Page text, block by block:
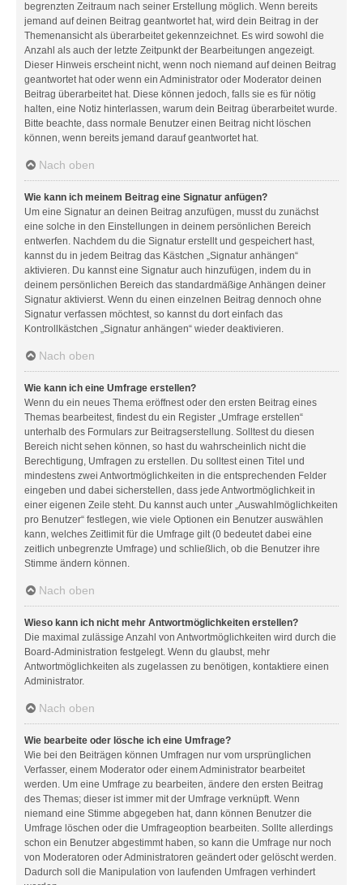
begrenzten Zeitraum nach seiner Erstellung möglich. Wenn bereits
jemand auf deinen Beitrag geantwortet hat, wird dein Beitrag in der
Themenansicht als überarbeitet gekennzeichnet. Es wird sowohl die
Anzahl als auch der letzte Zeitpunkt der Bearbeitungen angezeigt.
Dieser Hinweis erscheint nicht, wenn noch niemand auf deinen Beitrag
geantwortet hat oder wenn ein Administrator oder Moderator deinen
Beitrag überarbeitet hat. Diese können jedoch, falls sie es für nötig
halten, eine Notiz hinterlassen, warum dein Beitrag überarbeitet wurde.
Bitte beachte, dass normale Benutzer einen Beitrag nicht löschen
können, wenn bereits jemand darauf geantwortet hat.
Nach oben
Wie kann ich meinem Beitrag eine Signatur anfügen?
Um eine Signatur an deinen Beitrag anzufügen, musst du zunächst
eine solche in den Einstellungen in deinem persönlichen Bereich
entwerfen. Nachdem du die Signatur erstellt und gespeichert hast,
kannst du in jedem Beitrag das Kästchen „Signatur anhängen“
aktivieren. Du kannst eine Signatur auch hinzufügen, indem du in
deinem persönlichen Bereich das standardmäßige Anhängen deiner
Signatur aktivierst. Wenn du einen einzelnen Beitrag dennoch ohne
Signatur verfassen möchtest, so kannst du dort einfach das
Kontrollkästchen „Signatur anhängen“ wieder deaktivieren.
Nach oben
Wie kann ich eine Umfrage erstellen?
Wenn du ein neues Thema eröffnest oder den ersten Beitrag eines
Themas bearbeitest, findest du ein Register „Umfrage erstellen“
unterhalb des Formulars zur Beitragserstellung. Solltest du diesen
Bereich nicht sehen können, so hast du wahrscheinlich nicht die
Berechtigung, Umfragen zu erstellen. Du solltest einen Titel und
mindestens zwei Antwortmöglichkeiten in die entsprechenden Felder
eingeben und dabei sicherstellen, dass jede Antwortmöglichkeit in
einer eigenen Zeile steht. Du kannst auch unter „Auswahlmöglichkeiten
pro Benutzer“ festlegen, wie viele Optionen ein Benutzer auswählen
kann, welches Zeitlimit für die Umfrage gilt (0 bedeutet dabei eine
zeitlich unbegrenzte Umfrage) und schließlich, ob die Benutzer ihre
Stimme ändern können.
Nach oben
Wieso kann ich nicht mehr Antwortmöglichkeiten erstellen?
Die maximal zulässige Anzahl von Antwortmöglichkeiten wird durch die
Board-Administration festgelegt. Wenn du glaubst, mehr
Antwortmöglichkeiten als zugelassen zu benötigen, kontaktiere einen
Administrator.
Nach oben
Wie bearbeite oder lösche ich eine Umfrage?
Wie bei den Beiträgen können Umfragen nur vom ursprünglichen
Verfasser, einem Moderator oder einem Administrator bearbeitet
werden. Um eine Umfrage zu bearbeiten, ändere den ersten Beitrag
des Themas; dieser ist immer mit der Umfrage verknüpft. Wenn
niemand eine Stimme abgegeben hat, dann können Benutzer die
Umfrage löschen oder die Umfrageoption bearbeiten. Sollte allerdings
schon ein Benutzer abgestimmt haben, so kann die Umfrage nur noch
von Moderatoren oder Administratoren geändert oder gelöscht werden.
Dadurch soll die Manipulation von laufenden Umfragen verhindert